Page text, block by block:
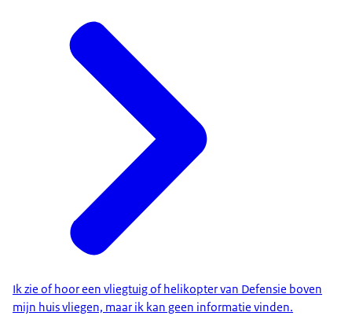
Ik zie of hoor een vliegtuig of helikopter van Defensie boven
mijn huis vliegen, maar ik kan geen informatie vinden.